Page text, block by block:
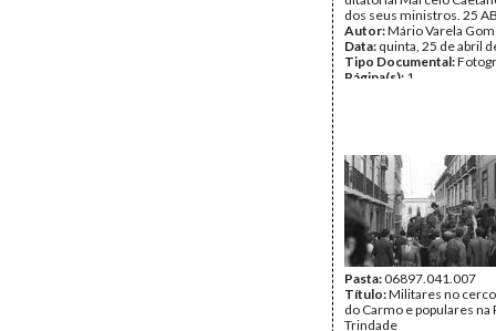
dos seus ministros. 25
Autor:Mário Varela
Data: quinta, 25 de abril
Tipo Documental:
Página(s): 1
Pasta:06897.041.007
Título:Militares no
do Carmo e populares na
Trindade